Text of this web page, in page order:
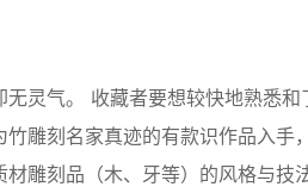
灵气。 收藏者要想较快地熟悉和
雕刻名家真迹的有款识作品入手
雕刻品（木、牙等）的风格与技